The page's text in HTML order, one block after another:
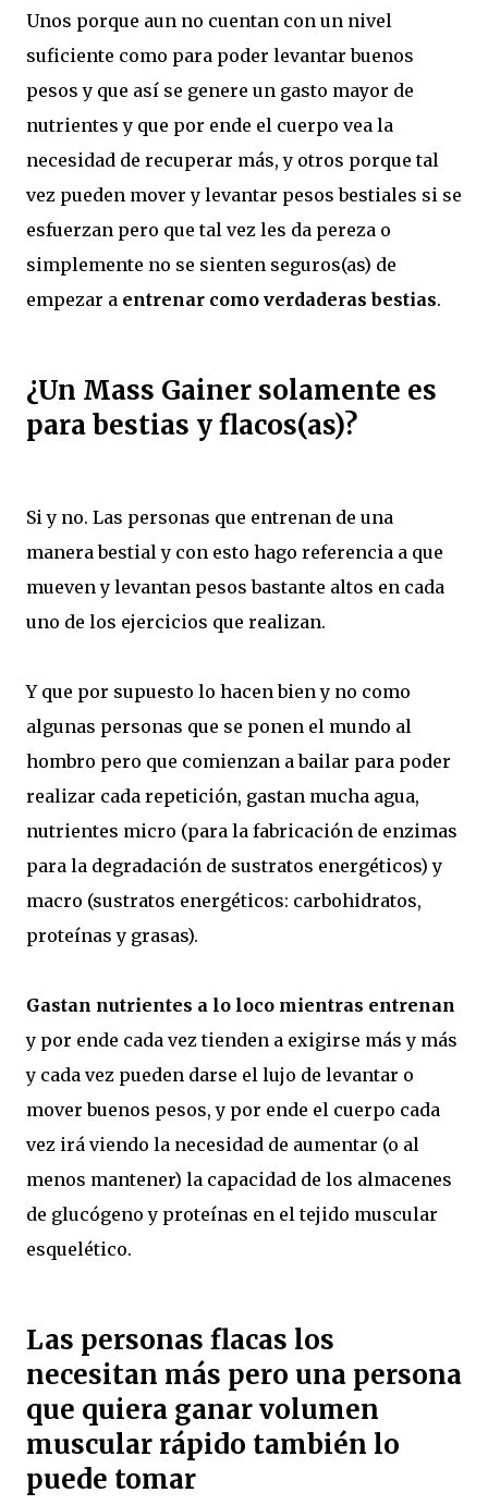
Unos porque aun no cuentan con un nivel
suficiente como para poder levantar buenos
pesos y que así se genere un gasto mayor de
nutrientes y que por ende el cuerpo vea la
necesidad de recuperar más, y otros porque tal
vez pueden mover y levantar pesos bestiales si se
esfuerzan pero que tal vez les da pereza o
simplemente no se sienten seguros(as) de
empezar a entrenar como verdaderas bestias.
¿Un Mass Gainer solamente es
para bestias y flacos(as)?
Si y no. Las personas que entrenan de una
manera bestial y con esto hago referencia a que
mueven y levantan pesos bastante altos en cada
uno de los ejercicios que realizan.
Y que por supuesto lo hacen bien y no como
algunas personas que se ponen el mundo al
hombro pero que comienzan a bailar para poder
realizar cada repetición, gastan mucha agua,
nutrientes micro (para la fabricación de enzimas
para la degradación de sustratos energéticos) y
macro (sustratos energéticos: carbohidratos,
proteínas y grasas).
Gastan nutrientes a lo loco mientras entrenan
y por ende cada vez tienden a exigirse más y más
y cada vez pueden darse el lujo de levantar o
mover buenos pesos, y por ende el cuerpo cada
vez irá viendo la necesidad de aumentar (o al
menos mantener) la capacidad de los almacenes
de glucógeno y proteínas en el tejido muscular
esquelético.
Las personas flacas los
necesitan más pero una persona
que quiera ganar volumen
muscular rápido también lo
puede tomar